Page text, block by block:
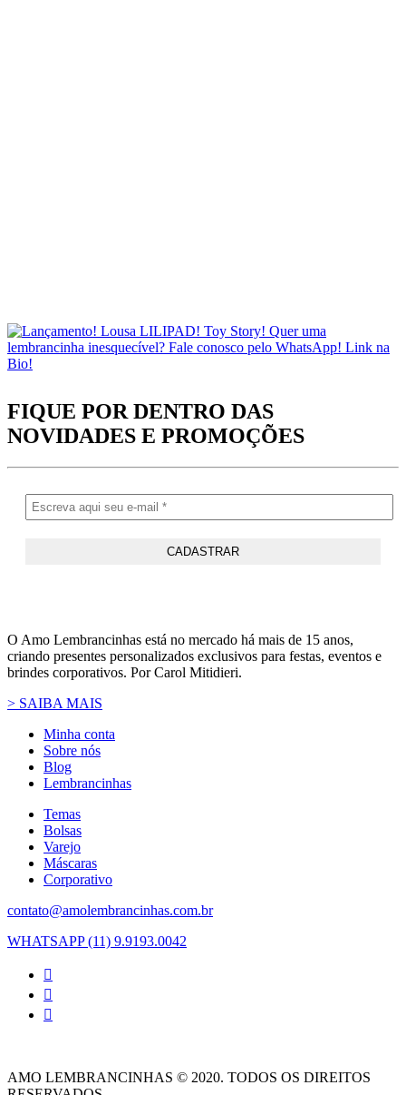
FIQUE POR DENTRO DAS
NOVIDADES E PROMOÇÕES
O Amo Lembrancinhas está no mercado há mais de 15 anos,
criando presentes personalizados exclusivos para festas, eventos e
brindes corporativos. Por Carol Mitidieri.
> SAIBA MAIS
Minha conta
Sobre nós
Blog
Lembrancinhas
Temas
Bolsas
Varejo
Máscaras
Corporativo
contato@amolembrancinhas.com.br
WHATSAPP (11) 9.9193.0042
AMO LEMBRANCINHAS © 2020. TODOS OS DIREITOS